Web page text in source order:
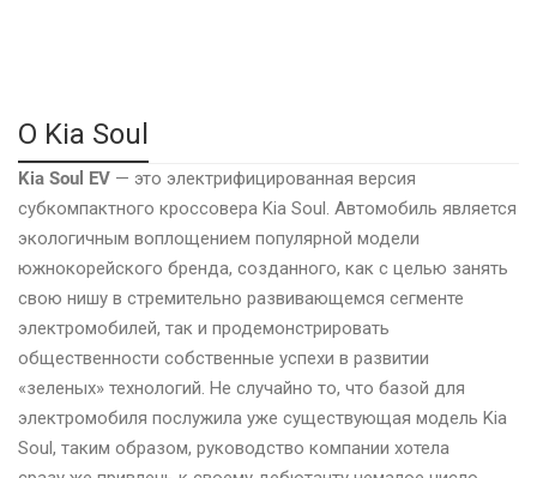
О Kia Soul
Kia Soul EV — это электрифицированная версия
субкомпактного кроссовера Kia Soul. Автомобиль является
экологичным воплощением популярной модели
южнокорейского бренда, созданного, как с целью занять
свою нишу в стремительно развивающемся сегменте
электромобилей, так и продемонстрировать
общественности собственные успехи в развитии
«зеленых» технологий. Не случайно то, что базой для
электромобиля послужила уже существующая модель Kia
Soul, таким образом, руководство компании хотела